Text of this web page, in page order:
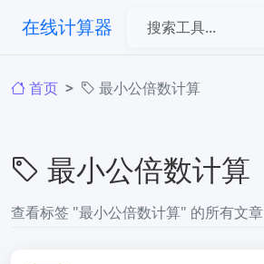
在线计算器
首页 最小公倍数计算
最小公倍数计算
查看标签 "最小公倍数计算" 的所有文章